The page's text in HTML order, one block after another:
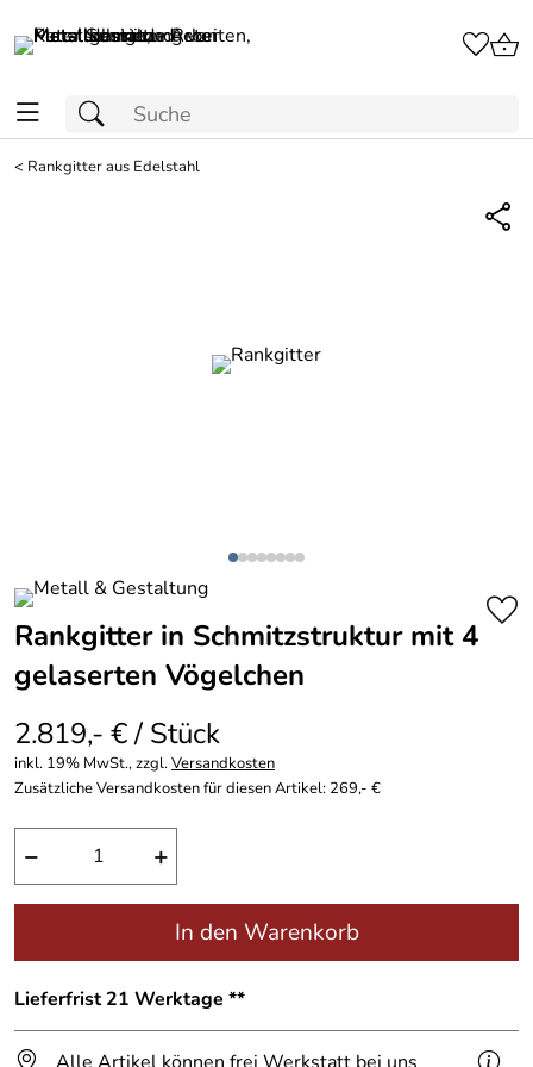
< Rankgitter aus Edelstahl
Rankgitter in Schmitzstruktur mit 4
gelaserten Vögelchen
2.819,- € / Stück
inkl. 19% MwSt., zzgl.Versandkosten
Zusätzliche Versandkosten für diesen Artikel: 269,- €
− +
In den Warenkorb
Lieferfrist 21 Werktage **